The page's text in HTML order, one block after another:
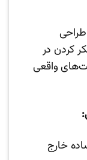
کردن در
واقعی
خارج